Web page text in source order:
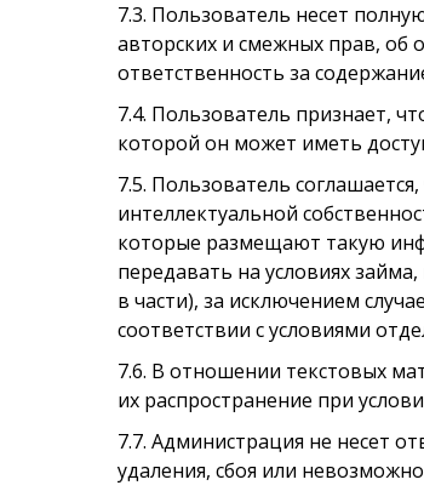
7.3. Пользователь несет
авторских и смежных прав, об
ответственность за
7.4. Пользователь признает,
которой он может иметь
7.5. Пользователь
интеллектуальной
которые размещают такую
передавать на условиях
в части), за исключением
соответствии с условиями
7.6. В отношении текстовых
их распространение при
7.7. Администрация не несет
удаления, сбоя или